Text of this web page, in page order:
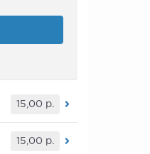
15,00 р.
15,00 р.